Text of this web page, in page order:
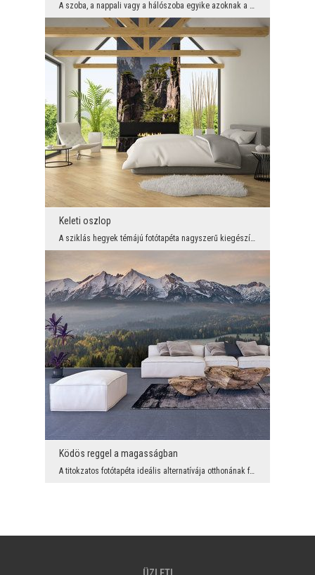
A szoba, a nappali vagy a hálószoba egyike azoknak a helyeknek, ahol úgy érzi, hogy pihenni és ki...
Keleti oszlop
A sziklás hegyek témájú fotótapéta nagyszerű kiegészítő a szobához és a nappalihoz. Ha érdekel a ...
Ködös reggel a magasságban
A titokzatos fotótapéta ideális alternatívája otthonának fő részeiben található fali dekorációkna...